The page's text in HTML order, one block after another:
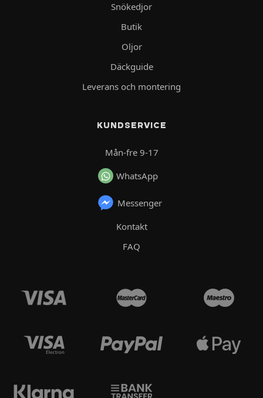
Snökedjor
Butik
Oljor
Däckguide
Leverans och montering
KUNDSERVICE
Mån-fre 9-17
WhatsApp
Messenger
Kontakt
FAQ